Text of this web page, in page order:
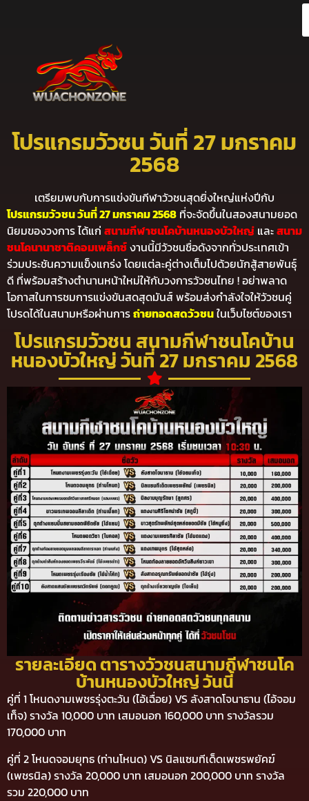
โปรแกรมวัวชน วันที่ 27 มกราคม
2568
เตรียมพบกับการแข่งขันกีฬาวัวชนสุดยิ่งใหญ่แห่งปีกับ
โปรแกรมวัวชน วันที่ 27 มกราคม 2568 ที่จะจัดขึ้นในสองสนามยอด
นิยมของวงการ ได้แก่ สนามกีฬาชนโคบ้านหนองบัวใหญ่ และสนาม
ชนโคนานาชาติคอมเพล็กซ์งานนี้มีวัวชนชื่อดังจากทั่วประเทศเข้า
ร่วมประชันความแข็งแกร่ง โดยแต่ละคู่ต่างเต็มไปด้วยนักสู้สายพันธุ์
ดี ที่พร้อมสร้างตำนานหน้าใหม่ให้กับวงการวัวชนไทย ! อย่าพลาด
โอกาสในการชมการแข่งขันสดสุดมันส์ พร้อมส่งกำลังใจให้วัวชนคู่
โปรดได้ในสนามหรือผ่านการถ่ายทอดสดวัวชนในเว็บไซต์ของเรา
โปรแกรมวัวชน สนามกีฬาชนโคบ้าน
หนองบัวใหญ่ วันที่ 27 มกราคม 2568
รายละเอียด ตารางวัวชนสนามกีฬาชนโค
บ้านหนองบัวใหญ่ วันนี้
คู่ที่ 1 โหนดงามเพชรรุ่งตะวัน (ไอ้เฉื่อย) VS ลังสาดโจนาธาน (ไอ้จอม
เท็จ) รางวัล 10,000 บาท เสมอนอก 160,000 บาท รางวัลรวม
170,000 บาท
คู่ที่ 2 โหนดจอมยุทธ (ท่านโหนด) VS นิลแซมทีเด็ดเพชรพยัคฆ์
(เพชรนิล) รางวัล 20,000 บาท เสมอนอก 200,000 บาท รางวัล
รวม 220,000 บาท